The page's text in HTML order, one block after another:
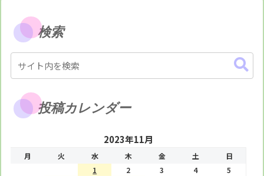
検索
投稿カレンダー
2023年11月
月 火 水 木 金 土
日
1
2 3 4
5